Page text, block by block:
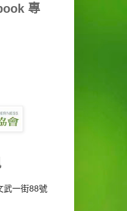
專
武一街88號